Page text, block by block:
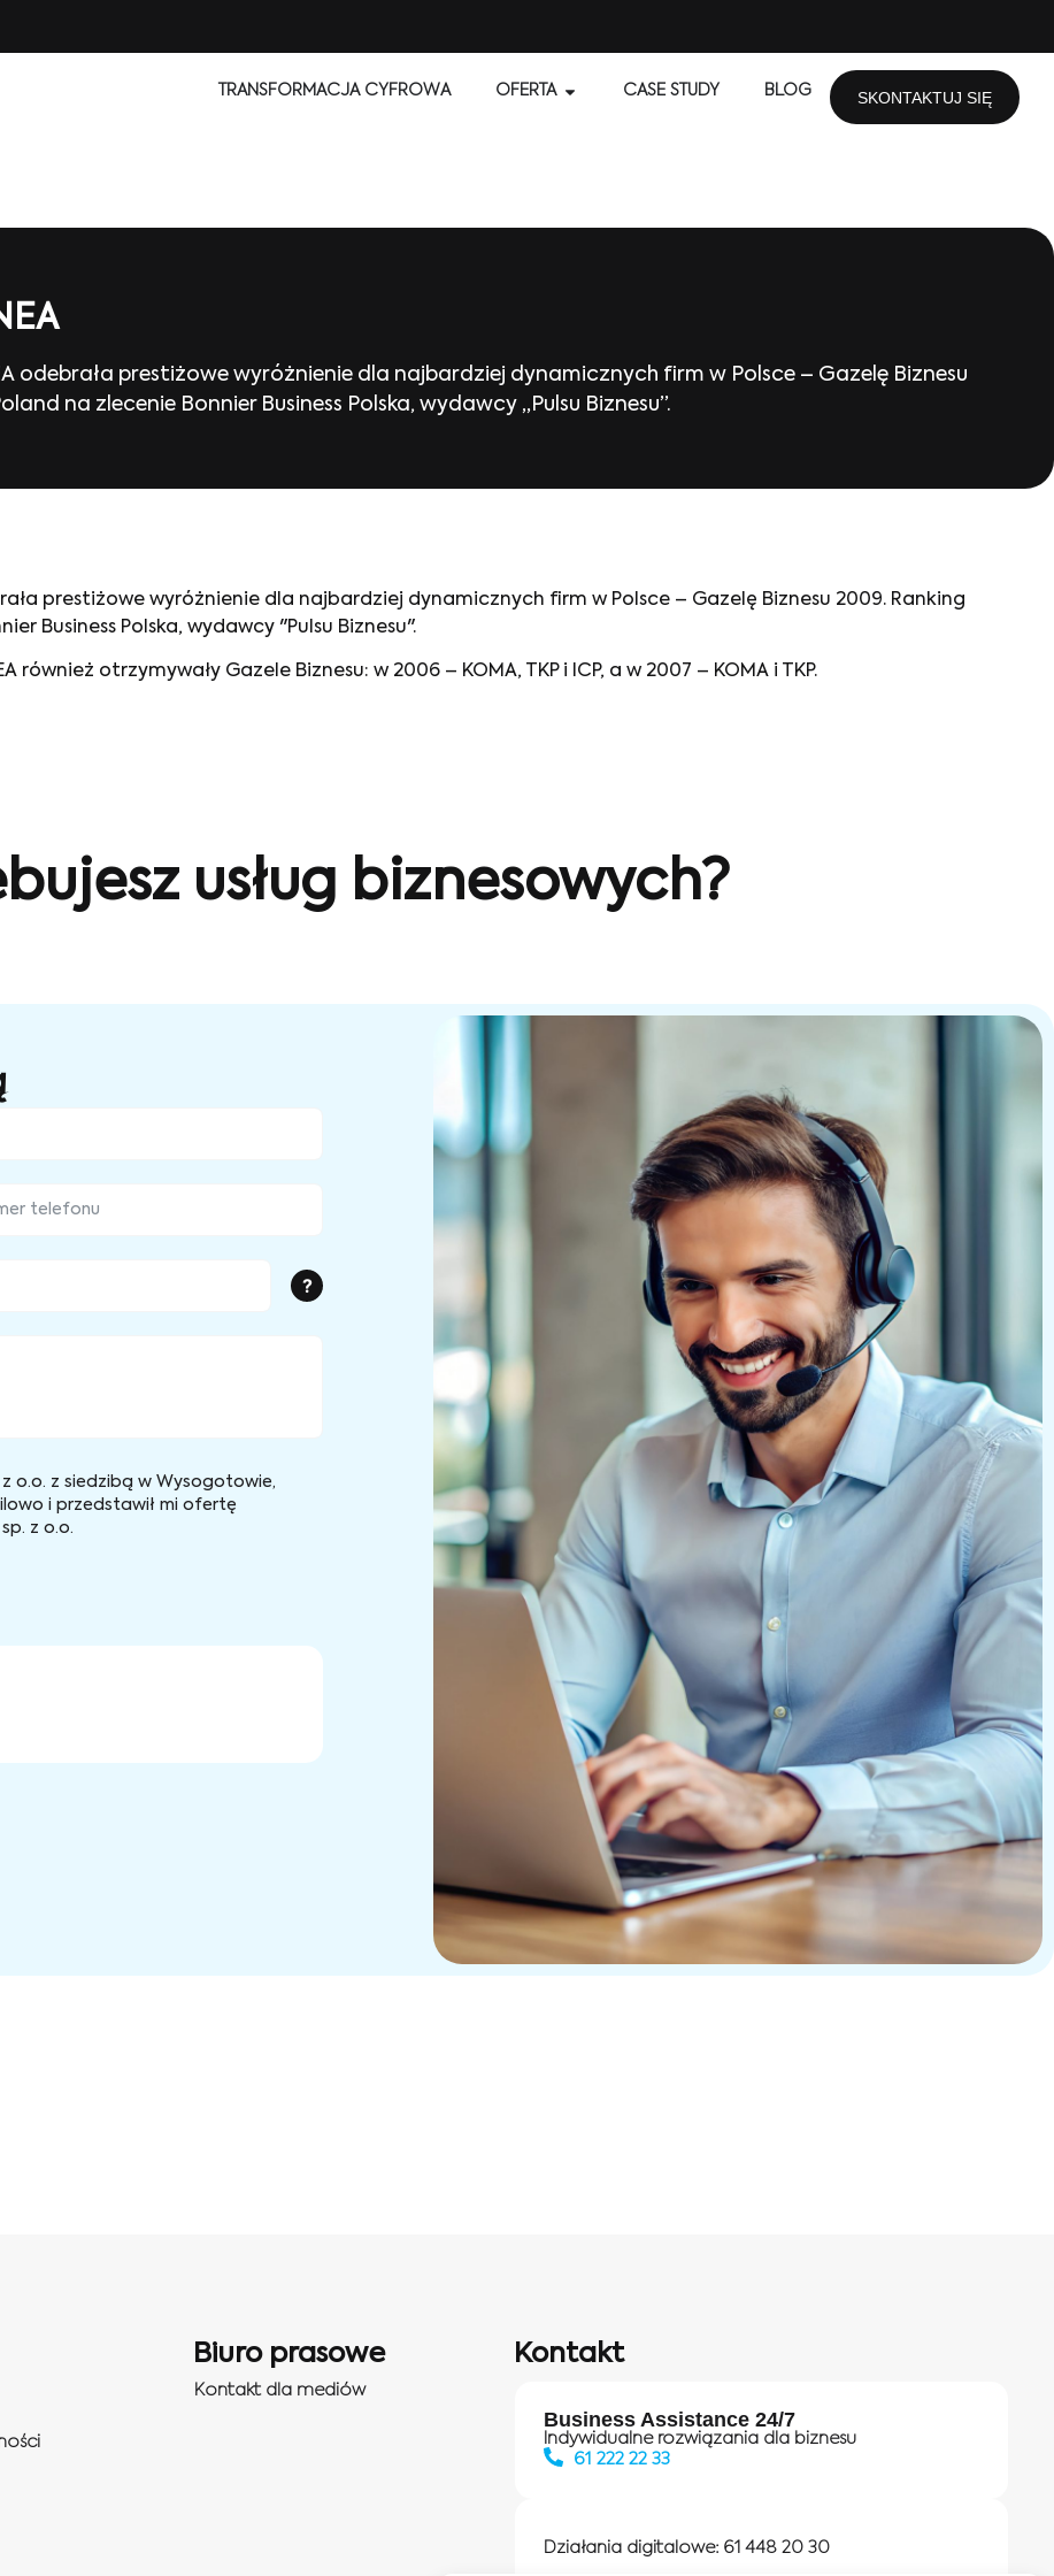
TRANSFORMACJA CYFROWA OFERTA CASE STUDY BLOG SKONTAKTUJ SIĘ
odebrała prestiżowe wyróżnienie dla najbardziej dynamicznych firm w Polsce – Gazelę Biznesu
na zlecenie Bonnier Business Polska, wydawcy „Pulsu Biznesu”.
prestiżowe wyróżnienie dla najbardziej dynamicznych firm w Polsce – Gazelę Biznesu 2009. Ranking
Business Polska, wydawcy "Pulsu Biznesu".
otrzymywały Gazele Biznesu: w 2006 – KOMA, TKP i ICP, a w 2007 – KOMA i TKP.
usług biznesowych?
?
o.o. z siedzibą w Wysogotowie,
i przedstawił mi ofertę
z o.o.
Biuro prasowe
Kontakt dla mediów
Kontakt
Business Assistance 24/7
Indywidualne rozwiązania dla biznesu
61 222 22 33
Działania digitalowe: 61 448 20 30